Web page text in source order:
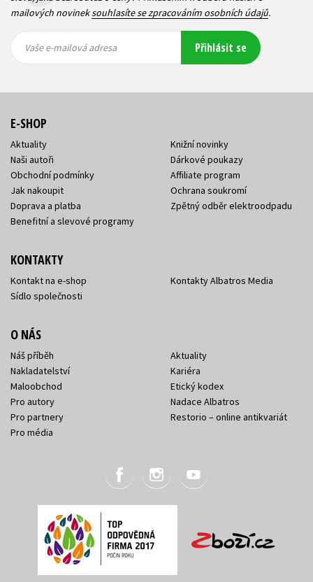
mailových novineksouhlasíte se zpracováním osobních údajů.
mailová
mailová
Vaše e-mailová adresa Přihlásit se
E-SHOP
Aktuality
Naši autoři
Obchodní podmínky
Jak nakoupit
Doprava a platba
Benefitní a slevové programy
Knižní novinky
Dárkové poukazy
Affiliate program
Ochrana soukromí
Zpětný odběr elektroodpadu
KONTAKTY
Kontakt na e-shop
Sídlo společnosti
Kontakty Albatros Media
O NÁS
Náš příběh
Nakladatelství
Maloobchod
Pro autory
Pro partnery
Pro média
Aktuality
Kariéra
Etický kodex
Nadace Albatros
Restorio – online antikvariát